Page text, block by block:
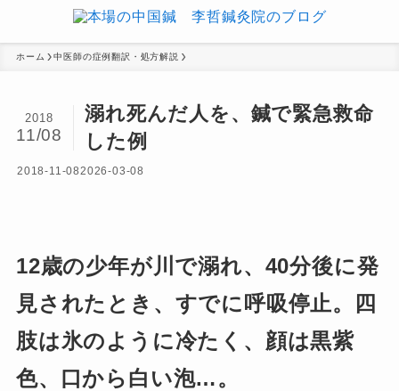
ホーム 中医師の症例翻訳・処方解説
溺れ死んだ人を、鍼で緊急救命
した例
2018
11/08
2018-11-082026-03-08
12歳の少年が川で溺れ、40分後に発
見されたとき、すでに呼吸停止。四
肢は氷のように冷たく、顔は黒紫
色、口から白い泡…。